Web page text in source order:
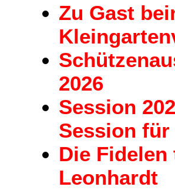
Zu Gast
2026
Session
Session
Die
Leonhardt